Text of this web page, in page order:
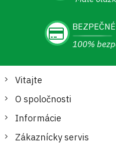
100%
Vitajte
O spoločnosti
Informácie
Zákaznícky servis